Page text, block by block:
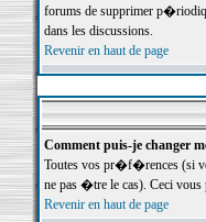
forums de supprimer
dans les discussions.
Revenir en haut de page
Comment puis-je changer
Toutes vos pr�f�rences (si
ne pas �tre le cas). Ceci
Revenir en haut de page